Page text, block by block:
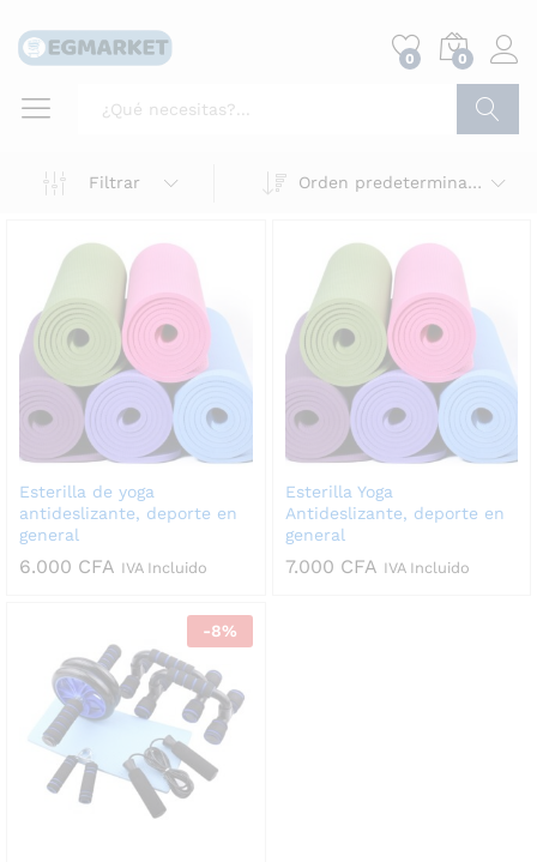
0 0
Filtrar
Orden predeterminado
Esterilla de yoga
antideslizante, deporte en
general
6.000 CFA IVA Incluido
Esterilla Yoga
Antideslizante, deporte en
general
7.000 CFA IVA Incluido
-8%